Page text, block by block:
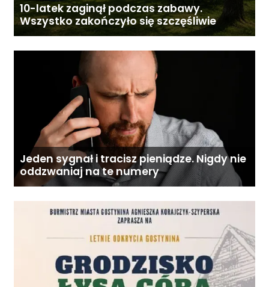
10-latek zaginął podczas zabawy.
Wszystko zakończyło się szczęśliwie
Jeden sygnał i tracisz pieniądze. Nigdy nie
oddzwaniaj na te numery